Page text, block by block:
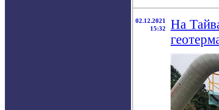
02.12.2021
15:32
На